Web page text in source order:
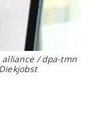
/ dpa-tmn